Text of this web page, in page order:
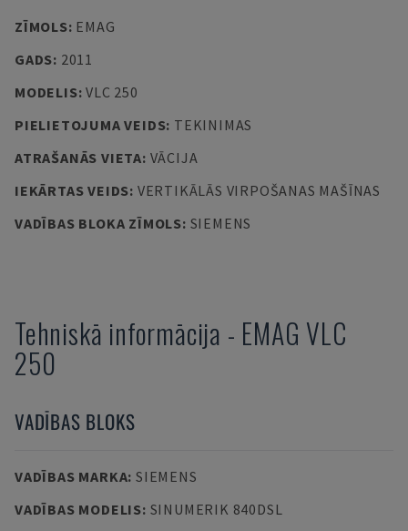
ZĪMOLS: EMAG
GADS: 2011
MODELIS:VLC 250
PIELIETOJUMA VEIDS: TEKINIMAS
ATRAŠANĀS VIETA: VĀCIJA
IEKĀRTAS VEIDS: VERTIKĀLĀS VIRPOŠANAS MAŠĪNAS
VADĪBAS BLOKA ZĪMOLS: SIEMENS
Tehniskā informācija - EMAG VLC
250
VADĪBAS BLOKS
VADĪBAS MARKA: SIEMENS
VADĪBAS MODELIS: SINUMERIK 840DSL